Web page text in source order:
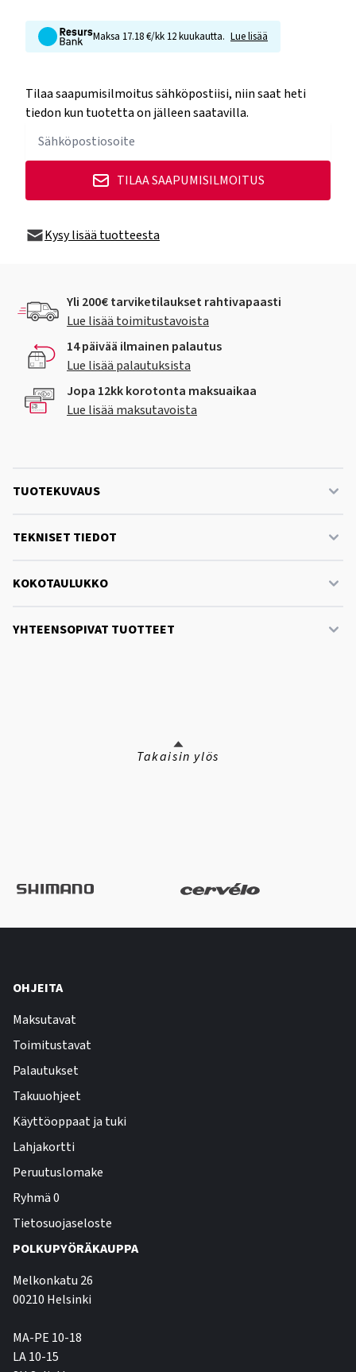
Maksa 17.18 €/kk 12 kuukautta. Lue lisää
Tilaa saapumisilmoitus sähköpostiisi, niin saat heti
tiedon kun tuotetta on jälleen saatavilla.
TILAA SAAPUMISILMOITUS
Kysy lisää tuotteesta
Yli 200€ tarviketilaukset rahtivapaasti
Lue lisää toimitustavoista
14 päivää ilmainen palautus
Lue lisää palautuksista
Jopa 12kk korotonta maksuaikaa
Lue lisää maksutavoista
TUOTEKUVAUS
TEKNISET TIEDOT
KOKOTAULUKKO
YHTEENSOPIVAT TUOTTEET
Takaisin ylös
OHJEITA
Maksutavat
Toimitustavat
Palautukset
Takuuohjeet
Käyttöoppaat ja tuki
Lahjakortti
Peruutuslomake
Ryhmä 0
Tietosuojaseloste
POLKUPYÖRÄKAUPPA
Melkonkatu 26
00210 Helsinki
MA-PE 10-18
LA 10-15